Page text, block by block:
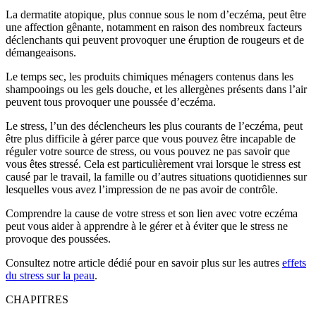
La dermatite atopique, plus connue sous le nom d’eczéma, peut être
une affection gênante, notamment en raison des nombreux facteurs
déclenchants qui peuvent provoquer une éruption de rougeurs et de
démangeaisons.
Le temps sec, les produits chimiques ménagers contenus dans les
shampooings ou les gels douche, et les allergènes présents dans l’air
peuvent tous provoquer une poussée d’eczéma.
Le stress, l’un des déclencheurs les plus courants de l’eczéma, peut
être plus difficile à gérer parce que vous pouvez être incapable de
réguler votre source de stress, ou vous pouvez ne pas savoir que
vous êtes stressé. Cela est particulièrement vrai lorsque le stress est
causé par le travail, la famille ou d’autres situations quotidiennes sur
lesquelles vous avez l’impression de ne pas avoir de contrôle.
Comprendre la cause de votre stress et son lien avec votre eczéma
peut vous aider à apprendre à le gérer et à éviter que le stress ne
provoque des poussées.
Consultez notre article dédié pour en savoir plus sur les autres effets
du stress sur la peau.
CHAPITRES